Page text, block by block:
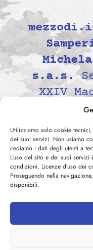
Utilizziamo solo cookie
dei suoi servizi. Non usiamo
cediamo i dati degli utenti a
L’uso del sito e dei suoi
condizioni, Licenze d’uso dei
Proseguendo nella
disponibili.
s.a.s.
XXIV